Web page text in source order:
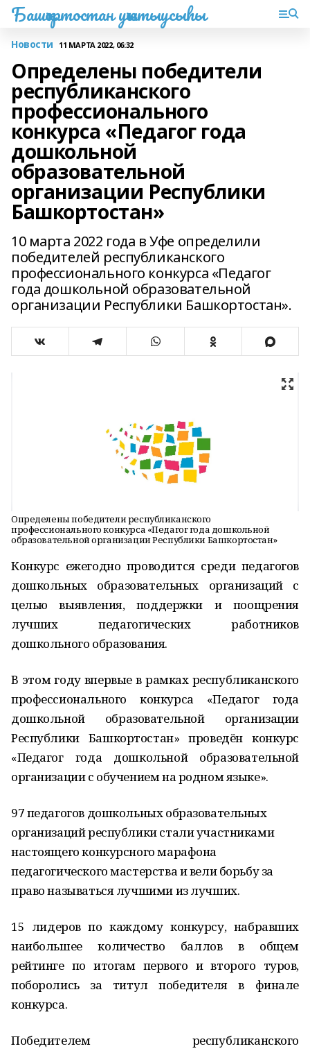
Башҡортостан уҡытыусыһы
Новости 11 МАРТА 2022, 06:32
Определены победители
республиканского
профессионального
конкурса «Педагог года
дошкольной
образовательной
организации Республики
Башкортостан»
10 марта 2022 года в Уфе определили
победителей республиканского
профессионального конкурса «Педагог
года дошкольной образовательной
организации Республики Башкортостан».
Определены победители республиканского
профессионального конкурса «Педагог года дошкольной
образовательной организации Республики Башкортостан»
Конкурс ежегодно проводится среди педагогов
дошкольных образовательных организаций с
целью выявления, поддержки и поощрения
лучших педагогических работников
дошкольного образования.
В этом году впервые в рамках республиканского
профессионального конкурса «Педагог года
дошкольной образовательной организации
Республики Башкортостан» проведён конкурс
«Педагог года дошкольной образовательной
организации с обучением на родном языке».
97 педагогов дошкольных образовательных
организаций республики стали участниками
настоящего конкурсного марафона
педагогического мастерства и вели борьбу за
право называться лучшими из лучших.
15 лидеров по каждому конкурсу, набравших
наибольшее количество баллов в общем
рейтинге по итогам первого и второго туров,
поборолись за титул победителя в финале
конкурса.
Победителем республиканского